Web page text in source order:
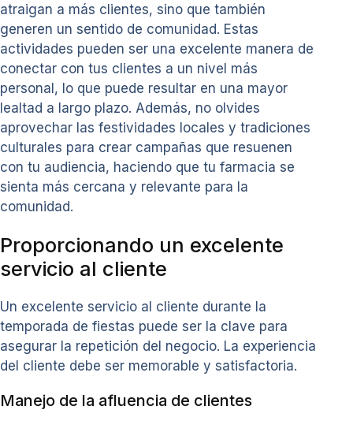
atraigan a más clientes, sino que también
generen un sentido de comunidad. Estas
actividades pueden ser una excelente manera de
conectar con tus clientes a un nivel más
personal, lo que puede resultar en una mayor
lealtad a largo plazo. Además, no olvides
aprovechar las festividades locales y tradiciones
culturales para crear campañas que resuenen
con tu audiencia, haciendo que tu farmacia se
sienta más cercana y relevante para la
comunidad.
Proporcionando un excelente
servicio al cliente
Un excelente servicio al cliente durante la
temporada de fiestas puede ser la clave para
asegurar la repetición del negocio. La experiencia
del cliente debe ser memorable y satisfactoria.
Manejo de la afluencia de clientes